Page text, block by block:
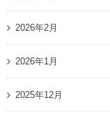
2026年2月
2026年1月
2025年12月